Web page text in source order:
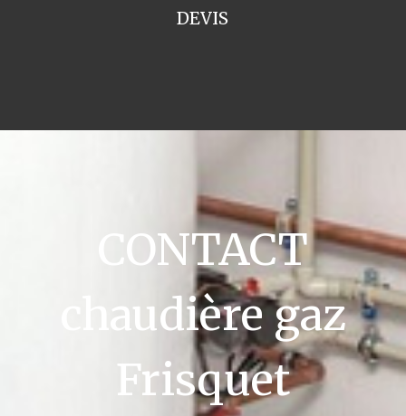
DEVIS
CONTACT
chaudière gaz
Frisquet